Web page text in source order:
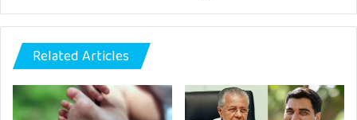
Related Articles